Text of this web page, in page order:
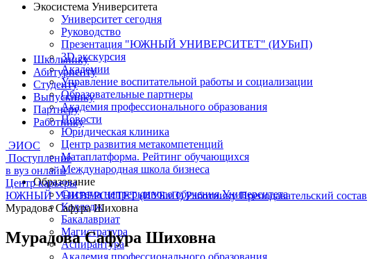
Экосистема Университета
Университет сегодня
Руководство
Презентация "ЮЖНЫЙ УНИВЕРСИТЕТ" (ИУБиП)
3D экскурсия
Академии
Управление воспитательной работы и социализации
Образовательные партнеры
Академия профессионального образования
Новости
Юридическая клиника
Центр развития метакомпетенций
Матаплатформа. Рейтинг обучающихся
Международная школа бизнеса
Образование
Система непрерывного обучения Университета
Колледж
Бакалавриат
Магистратура
Аспирантура
Академия профессионального образования
Школьнику
Абитуриенту
Студенту
Выпускнику
Партнеру
Работнику
ЭИОС
Поступление
в вуз онлайн
Центр карьеры
ЮЖНЫЙ УНИВЕРСИТЕТ (ИУБиП)РаботникуПреподавательский состав
Мурадова Сафура Шиховна
Мурадова Сафура Шиховна